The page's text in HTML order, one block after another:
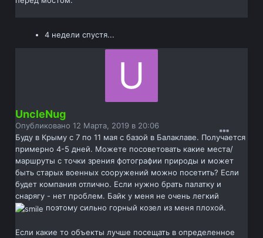
4 недели спустя...
UncleNug
Опубликовано12 Марта, 2019 в 20:06
Буду в Крыму с 7 по 11 мая с базой в Балаклаве. Получается
примерно 4-5 дней. Можете посоветовать какие места/
маршруты с точки зрения фотографии природы и может
быть старых военных сооружений можно посетить? Если
будет компания отлично. Если нужно брать палатку и
снарягу - нет проблем. Байк у меня не очень легкий
поэтому сильно горный козел из меня плохой.
Если какие то объекты лучше посещать в определенное